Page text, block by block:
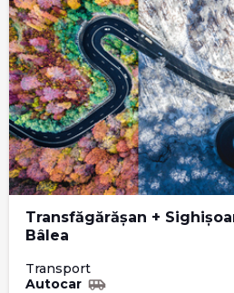
Transfăgărășan +
Bâlea
Transport
Autocar